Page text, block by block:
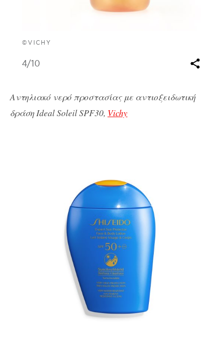
©VICHY
4/10
Aντηλιακό νερό προστασίας με αντιοξειδωτική
δράση Ideal Soleil SPF30, Vichy